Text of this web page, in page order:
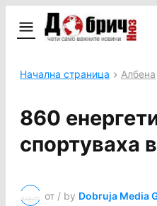
Начална страница Албена
860
спортуваха
от / by Dobruja Media